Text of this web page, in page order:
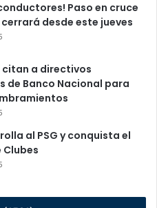
Paso en cruce
desde este jueves
a directivos
de Banco Nacional para
al PSG y conquista el
Clubes